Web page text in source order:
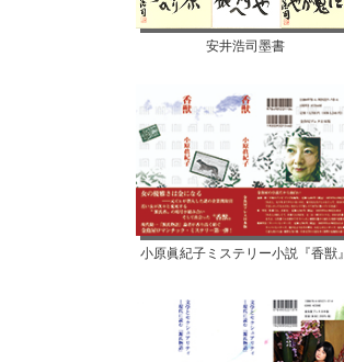
安井浩司墨書
小原眞紀子ミステリー小説『香獣』